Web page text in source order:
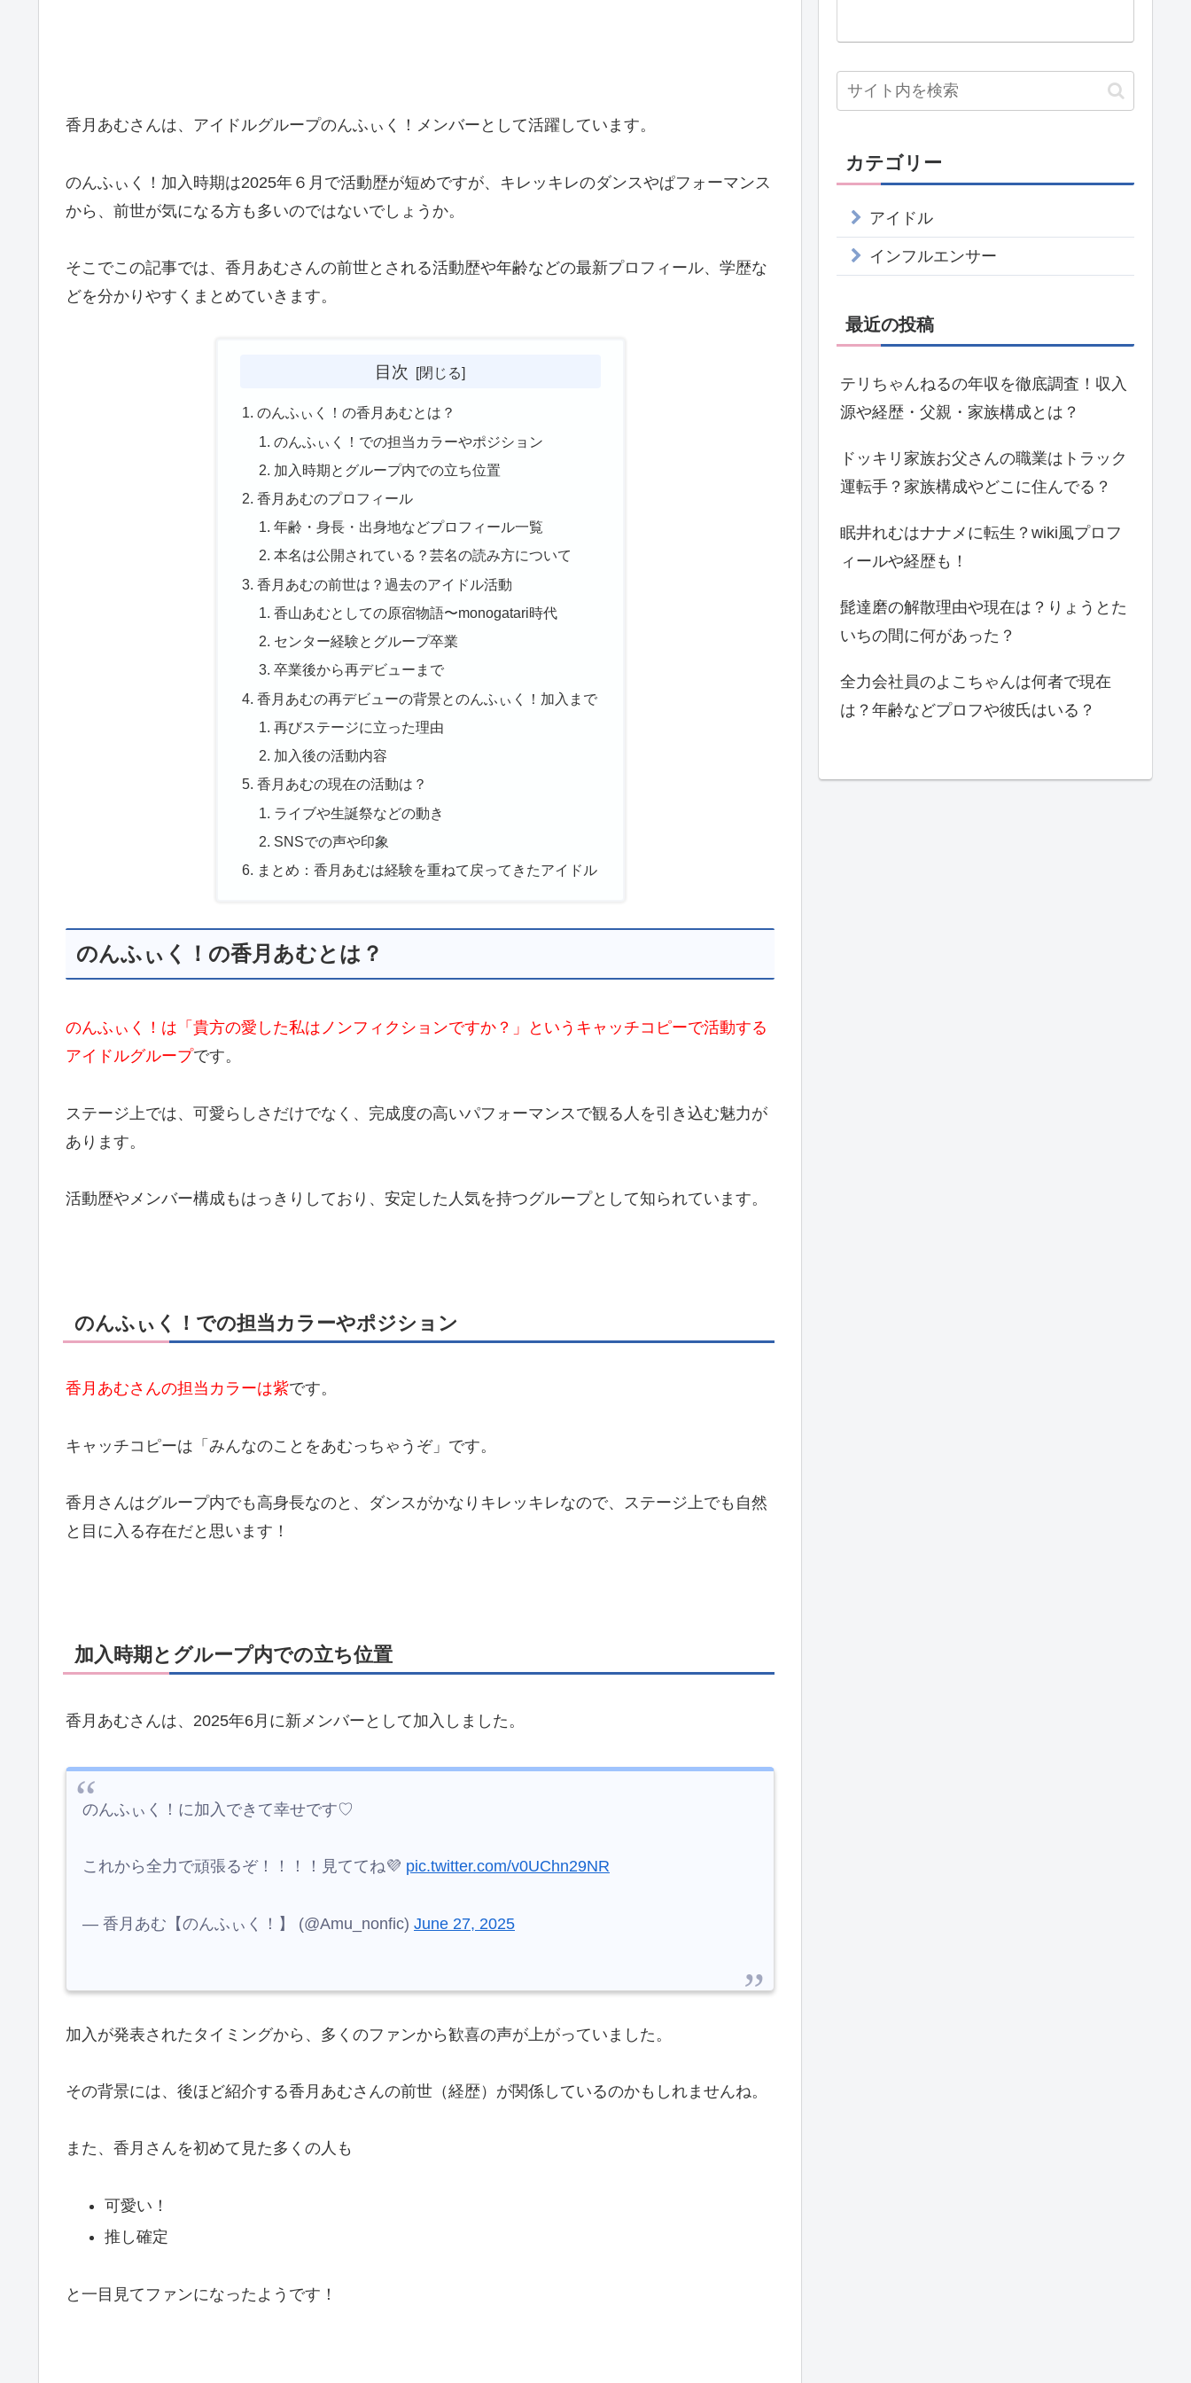
香月あむさんは、アイドルグループのんふぃく！メンバーとして活躍しています。
のんふぃく！加入時期は2025年６月で活動歴が短めですが、キレッキレのダンスやぱフォーマンス
から、前世が気になる方も多いのではないでしょうか。
そこでこの記事では、香月あむさんの前世とされる活動歴や年齢などの最新プロフィール、学歴な
どを分かりやすくまとめていきます。
目次
のんふぃく！の香月あむとは？
のんふぃく！での担当カラーやポジション
加入時期とグループ内での立ち位置
香月あむのプロフィール
年齢・身長・出身地などプロフィール一覧
本名は公開されている？芸名の読み方について
香月あむの前世は？過去のアイドル活動
香山あむとしての原宿物語〜monogatari時代
センター経験とグループ卒業
卒業後から再デビューまで
香月あむの再デビューの背景とのんふぃく！加入まで
再びステージに立った理由
加入後の活動内容
香月あむの現在の活動は？
ライブや生誕祭などの動き
SNSでの声や印象
まとめ：香月あむは経験を重ねて戻ってきたアイドル
のんふぃく！の香月あむとは？
のんふぃく！は「貴方の愛した私はノンフィクションですか？」というキャッチコピーで活動する
アイドルグループです。
ステージ上では、可愛らしさだけでなく、完成度の高いパフォーマンスで観る人を引き込む魅力が
あります。
活動歴やメンバー構成もはっきりしており、安定した人気を持つグループとして知られています。
のんふぃく！での担当カラーやポジション
香月あむさんの担当カラーは紫です。
キャッチコピーは「みんなのことをあむっちゃうぞ」です。
香月さんはグループ内でも高身長なのと、ダンスがかなりキレッキレなので、ステージ上でも自然
と目に入る存在だと思います！
加入時期とグループ内での立ち位置
香月あむさんは、2025年6月に新メンバーとして加入しました。
のんふぃく！に加入できて幸せです♡
これから全力で頑張るぞ！！！！見ててね💜 pic.twitter.com/v0UChn29NR
— 香月あむ【のんふぃく！】 (@Amu_nonfic) June 27, 2025
加入が発表されたタイミングから、多くのファンから歓喜の声が上がっていました。
その背景には、後ほど紹介する香月あむさんの前世（経歴）が関係しているのかもしれませんね。
また、香月さんを初めて見た多くの人も
可愛い！
推し確定
と一目見てファンになったようです！
カテゴリー
アイドル
インフルエンサー
最近の投稿
テリちゃんねるの年収を徹底調査！収入
源や経歴・父親・家族構成とは？
ドッキリ家族お父さんの職業はトラック
運転手？家族構成やどこに住んでる？
眠井れむはナナメに転生？wiki風プロフ
ィールや経歴も！
髭達磨の解散理由や現在は？りょうとた
いちの間に何があった？
全力会社員のよこちゃんは何者で現在
は？年齢などプロフや彼氏はいる？